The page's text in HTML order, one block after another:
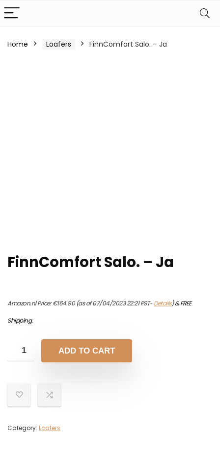
Home Loafers FinnComfort Salo. – Ja
FinnComfort Salo. – Ja
Amazon.nl Price:€164.90(as of 07/04/2023 22:21 PST-Details)&FREE
Shipping.
ADD TO CART
Category: Loafers